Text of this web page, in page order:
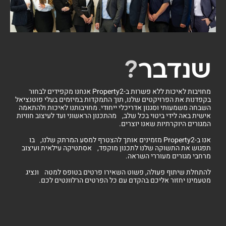
שנדבר?
מחויבות לאיכות ללא פשרות ב-Property2 אנחנו מקפידים לבחור
בקפדנות את הפרויקטים שלנו, תוך התמקדות במיזמים בעלי פוטנציאל
השבחה משמעותי וסגנון אדריכלי ייחודי. מחויבותנו לאיכות ולהתאמה
אישית באה לידי ביטוי בכל שלב, מהתכנון הראשוני ועד לעיצוב חוויות
המגורים היוקרתיות שאנו יוצרים.
אנו ב-Property2 מזמינים אותך להצטרף למסע המרתק שלנו, בו
תפגוש את התשוקה שלנו לתכנון מוקפד, אסתטיקה עילאית ועיצוב
מרחבי מגורים מעוררי השראה.
להתחלת שיתוף פעולה, פשוט השאירו פרטים בטופס למטה ונציג
מטעמינו יחזור אליכם בהקדם עם כל הפרטים הרלוונטים לכם.